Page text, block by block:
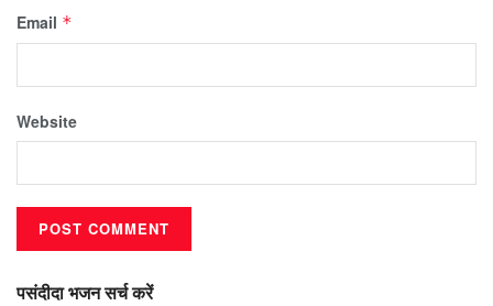
Email *
Website
पसंदीदा भजन सर्च करें